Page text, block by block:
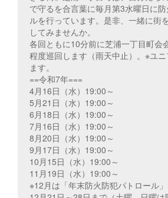
で守るを合言葉に毎月第3水曜日に
ルを行っています。是非、一緒に街
してみませんか。
各回ともに10分前に芝浦一丁目町会
程度巡回します（雨天中止）。※ユ
ます。
==令和7年===
4月16日（水）19:00～
5月21日（水）19:00～
6月18日（水）19:00～
7月16日（水）19:00～
8月20日（水）19:00～
9月17日（水）19:00～
10月15日（水）19:00～
11月19日（水）19:00～
※12月は「年末防火防犯パトロール」